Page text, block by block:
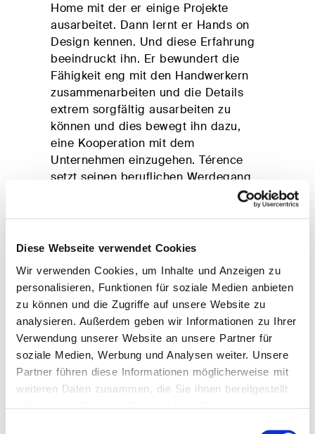
Diese Webseite verwendet Cookies
Wir verwenden Cookies, um Inhalte und Anzeigen zu
personalisieren, Funktionen für soziale Medien anbieten
zu können und die Zugriffe auf unsere Website zu
analysieren. Außerdem geben wir Informationen zu Ihrer
Verwendung unserer Website an unsere Partner für
soziale Medien, Werbung und Analysen weiter. Unsere
Partner führen diese Informationen möglicherweise mit
weiteren Daten zusammen, die Sie ihnen bereitgestellt
ALLE PRODUKTE
Home mit der er einige Projekte
ausarbeitet. Dann lernt er Hands on
Design kennen. Und diese Erfahrung
beeindruckt ihn. Er bewundert die
Fähigkeit eng mit den Handwerkern
zusammenarbeiten und die Details
extrem sorgfältig ausarbeiten zu
können und dies bewegt ihn dazu,
eine Kooperation mit dem
Unternehmen einzugehen. Térence
setzt seinen beruflichen Werdegang
fort, indem er seine Projekte an der
rationalen holländischen Methode, an
raffinierten Made in Italy orientiert.
verwandte Produkte